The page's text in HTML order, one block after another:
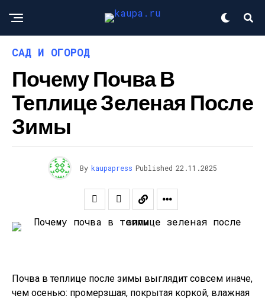
САД И ОГОРОД
Почему Почва В
Теплице Зеленая После
Зимы
By kaupapress Published 22.11.2025
Почва в теплице после зимы выглядит совсем иначе,
чем осенью: промерзшая, покрытая коркой, влажная